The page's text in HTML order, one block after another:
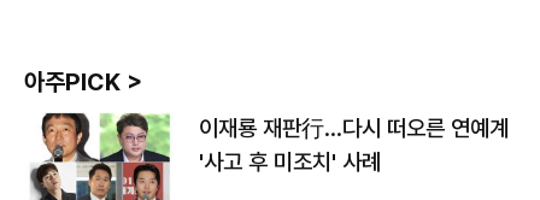
아주PICK >
이재룡 재판行…다시 떠오른 연예계
'사고 후 미조치' 사례